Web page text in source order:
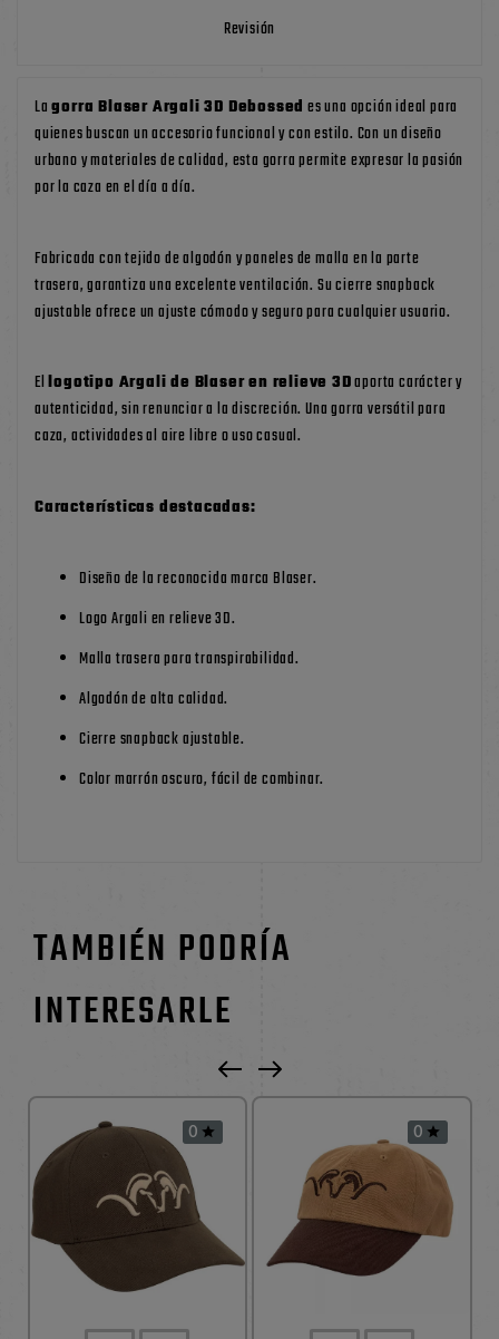
Revisión
Lagorra Blaser Argali 3D Debossed es una opción ideal para
quienes buscan un accesorio funcional y con estilo. Con un diseño
urbano y materiales de calidad, esta gorra permite expresar la pasión
por la caza en el día a día.
Fabricada con tejido de algodón y paneles de malla en la parte
trasera, garantiza una excelente ventilación. Su cierre snapback
ajustable ofrece un ajuste cómodo y seguro para cualquier usuario.
Ellogotipo Argali de Blaser en relieve 3Daporta carácter y
autenticidad, sin renunciar a la discreción. Una gorra versátil para
caza, actividades al aire libre o uso casual.
Características destacadas:
Diseño de la reconocida marca Blaser.
Logo Argali en relieve 3D.
Malla trasera para transpirabilidad.
Algodón de alta calidad.
Cierre snapback ajustable.
Color marrón oscuro, fácil de combinar.
TAMBIÉN PODRÍA
INTERESARLE
0  0 